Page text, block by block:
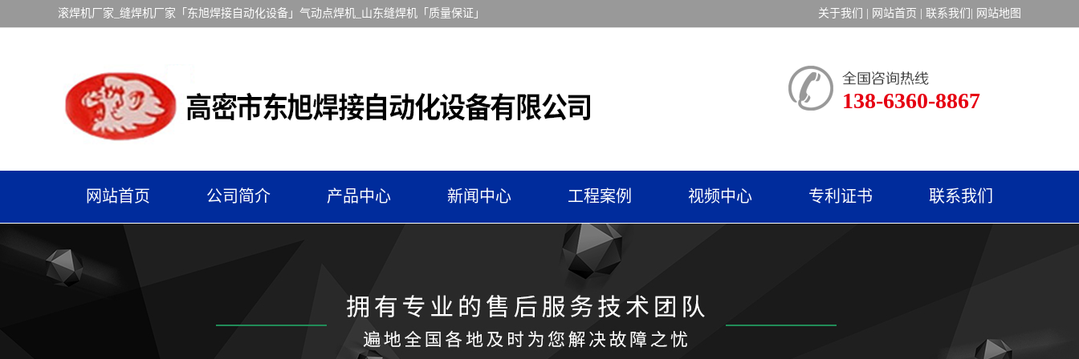
滚焊机厂家_缝焊机厂家「东旭焊接自动化设备」气动点焊机_山东缝焊机「质量保证」 关于我们 网站首页 联系我们 网站地图
138-6360-8867
网站首页 公司简介 产品中心 新闻中心 工程案例 视频中心 专利证书 联系我们